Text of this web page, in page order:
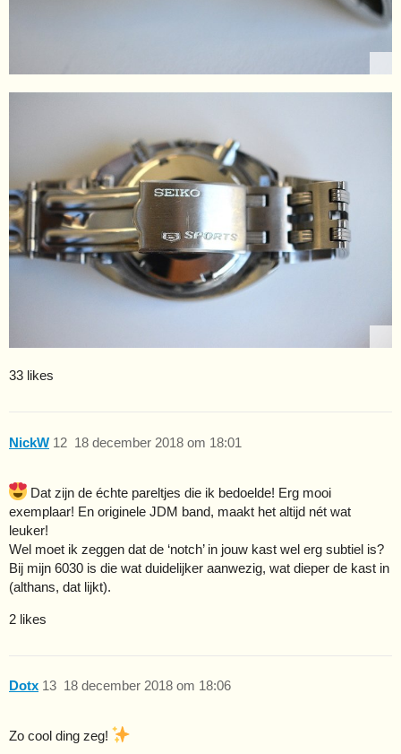
33 likes
NickW 18 december 2018 om 18:01
12
Dat zijn de échte pareltjes die ik bedoelde! Erg mooi
exemplaar! En originele JDM band, maakt het altijd nét wat
leuker!
Wel moet ik zeggen dat de ‘notch’ in jouw kast wel erg subtiel is?
Bij mijn 6030 is die wat duidelijker aanwezig, wat dieper de kast in
(althans, dat lijkt).
2 likes
Dotx 18 december 2018 om 18:06
13
Zo cool ding zeg!